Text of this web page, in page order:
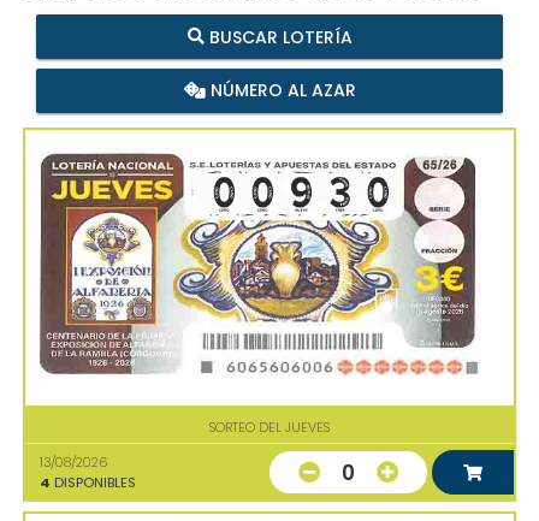
BUSCAR LOTERÍA
NÚMERO AL AZAR
SORTEO DEL JUEVES
13/08/2026
4 DISPONIBLES 0